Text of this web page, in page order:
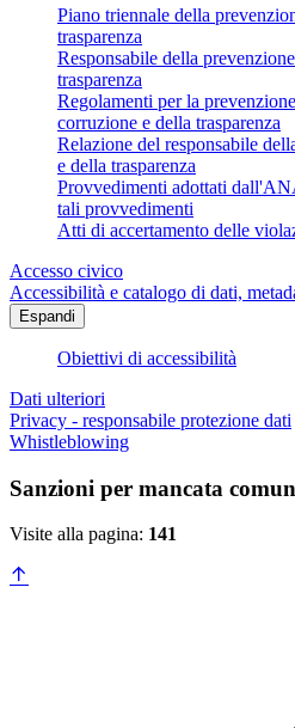
Piano triennale della
trasparenza
Responsabile della
trasparenza
Regolamenti per la
corruzione e della trasparenza
Relazione del responsabile
e della trasparenza
Provvedimenti adottati
tali provvedimenti
Atti di accertamento delle
Accesso civico
Accessibilità e catalogo di dati,
Espandi
Obiettivi di accessibilità
Dati ulteriori
Privacy - responsabile protezione dati
Whistleblowing
Sanzioni per mancata
Visite alla pagina: 141